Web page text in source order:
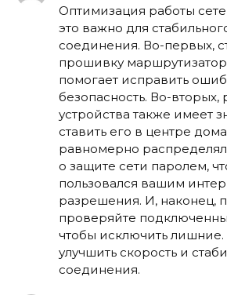
Оптимизация работы
это важно для
соединения. Во-первых,
прошивку
помогает исправить
безопасность. Во-
устройства также имеет
ставить его в центре
равномерно
о защите сети паролем,
пользовался вашим
разрешения. И, наконец,
проверяйте
чтобы исключить
улучшить скорость и
соединения.